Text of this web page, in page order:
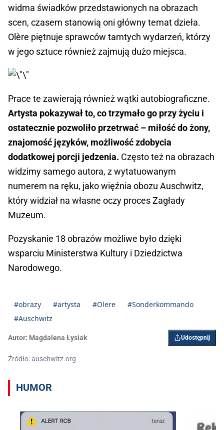
widma świadków przedstawionych na obrazach
scen, czasem stanowią oni główny temat dzieła.
Olère piętnuje sprawców tamtych wydarzeń, którzy
w jego sztuce również zajmują dużo miejsca.
Prace te zawierają również wątki autobiograficzne.
Artysta pokazywał to, co trzymało go przy życiu i
ostatecznie pozwoliło przetrwać – miłość do żony,
znajomość języków, możliwość zdobycia
dodatkowej porcji jedzenia. Często też na obrazach
widzimy samego autora, z wytatuowanym
numerem na ręku, jako więźnia obozu Auschwitz,
który widział na własne oczy proces Zagłady
Muzeum.
Pozyskanie 18 obrazów możliwe było dzięki
wsparciu Ministerstwa Kultury i Dziedzictwa
Narodowego.
#obrazy #artysta #Olere
#Sonderkommando
#Auschwitz
Autor: Magdalena Łysiak Udostępnij
Źródło: auschwitz.org
HUMOR